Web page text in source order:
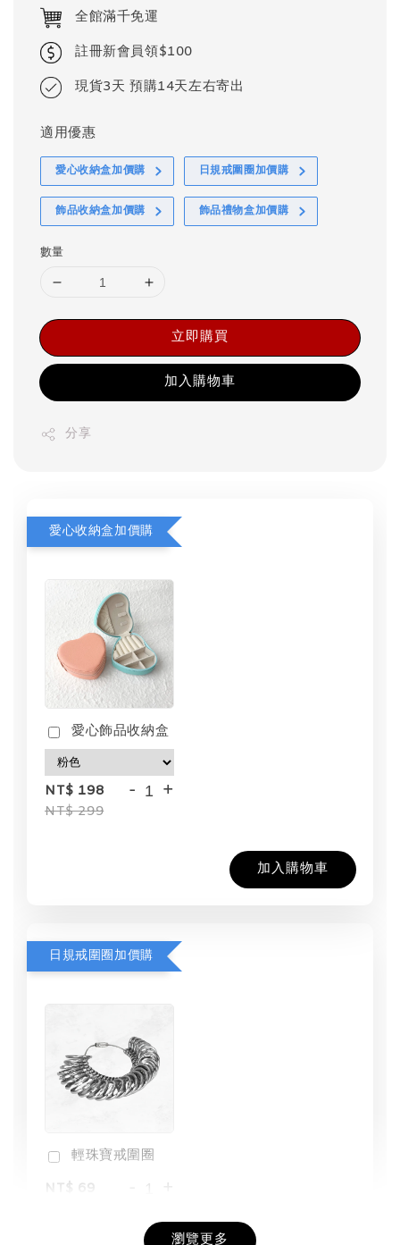
全館滿千免運
註冊新會員領$100
現貨3天 預購14天左右寄出
適用優惠
愛心收納盒加價購 日規戒圍圈加價購
飾品收納盒加價購 飾品禮物盒加價購
數量
立即購買
加入購物車
分享
愛心收納盒加價購
愛心飾品收納盒
NT$ 198
NT$ 299
- +
加入購物車
日規戒圍圈加價購
輕珠寶戒圍圈
NT$ 69
+
瀏覽更多